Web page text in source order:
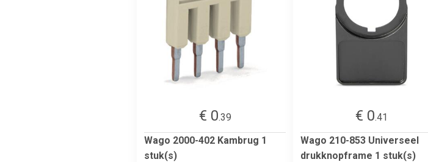
€ 0.39
Wago 2000-402 Kambrug 1
stuk(s)
€ 0.41
Wago 210-853 Universeel
drukknopframe 1 stuk(s)